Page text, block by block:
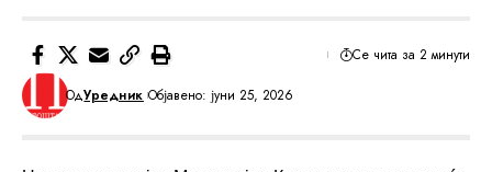
ОдУредник Објавено: јуни 25, 2026
Се чита за 2 минути